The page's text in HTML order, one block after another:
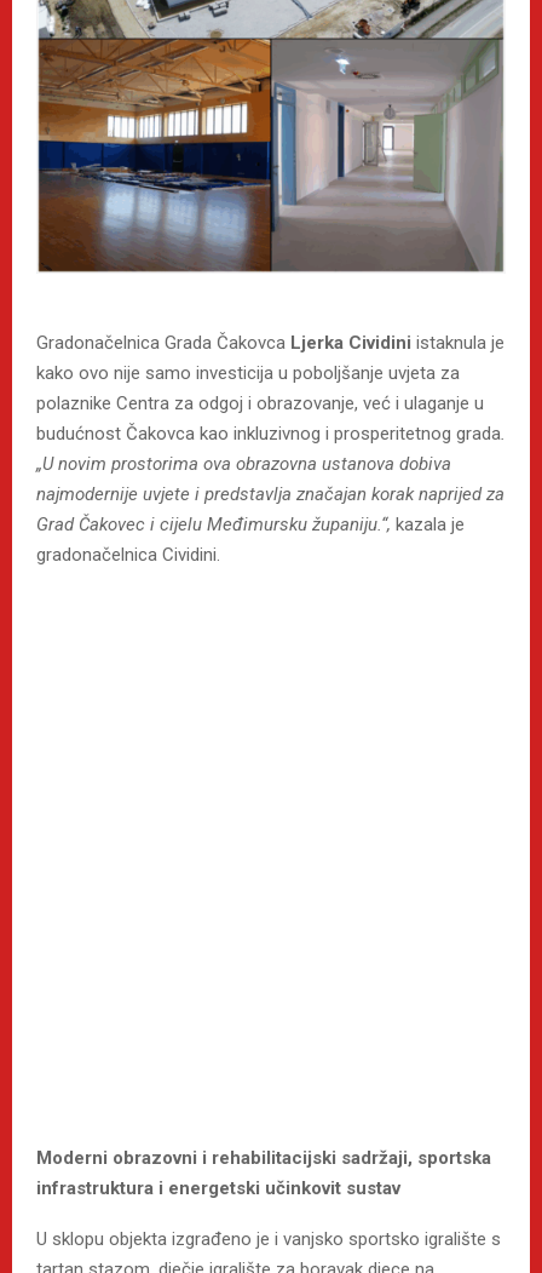
Gradonačelnica Grada Čakovca Ljerka Cividini istaknula je
kako ovo nije samo investicija u poboljšanje uvjeta za
polaznike Centra za odgoj i obrazovanje, već i ulaganje u
budućnost Čakovca kao inkluzivnog i prosperitetnog grada.
„U novim prostorima ova obrazovna ustanova dobiva
najmodernije uvjete i predstavlja značajan korak naprijed za
Grad Čakovec i cijelu Međimursku županiju.“, kazala je
gradonačelnica Cividini.
Moderni obrazovni i rehabilitacijski sadržaji, sportska
infrastruktura i energetski učinkovit sustav
U sklopu objekta izgrađeno je i vanjsko sportsko igralište s